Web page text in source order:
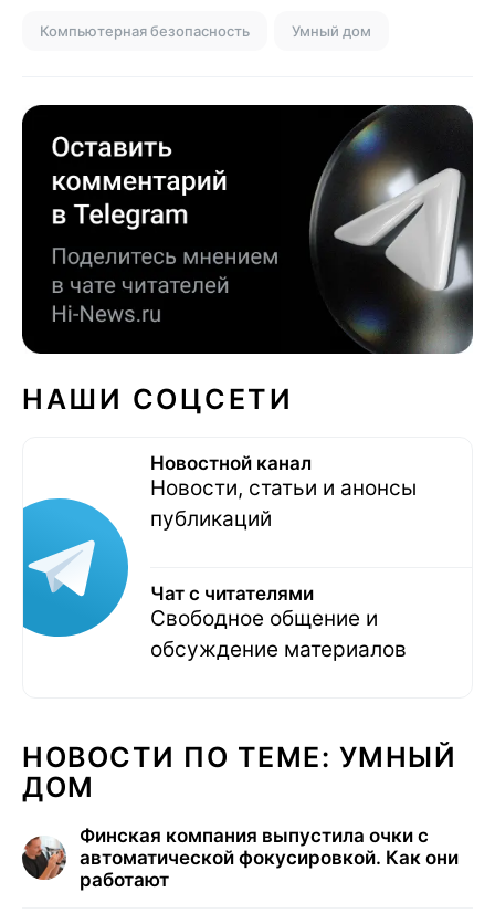
Компьютерная безопасность Умный дом
НАШИ СОЦСЕТИ
Новостной канал
Новости, статьи и анонсы
публикаций
Чат с читателями
Свободное общение и
обсуждение материалов
НОВОСТИ ПО ТЕМЕ: УМНЫЙ
ДОМ
Финская компания выпустила очки с
автоматической фокусировкой. Как они
работают